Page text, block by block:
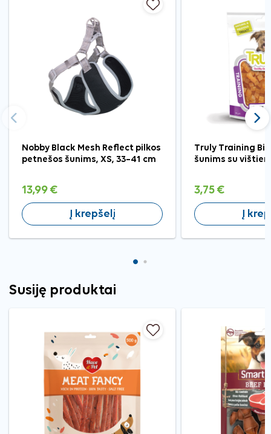
Nobby Black Mesh Reflect pilkos
petnešos šunims, XS, 33–41 cm
13,99 €
Į krepšelį
Truly Training
šunims su
3,75 €
Į
Ankstesnis
Susiję produktai